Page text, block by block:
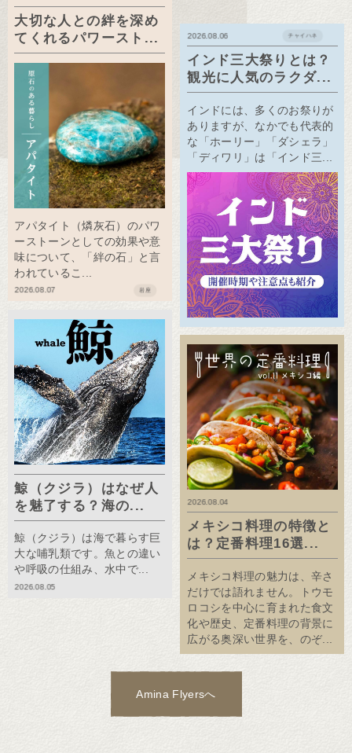
大切な人との絆を深め
てくれるパワースト...
アパタイト（燐灰石）のパワ
ーストーンとしての効果や意
味について、「絆の石」と言
われているこ...
2026.08.07 岩座
インド三大祭りとは？
観光に人気のラクダ...
インドには、多くのお祭りが
ありますが、なかでも代表的
な「ホーリー」「ダシェラ」
「ディワリ」は「インド三...
2026.08.06 チャイハネ
鯨（クジラ）はなぜ人
を魅了する？海の...
鯨（クジラ）は海で暮らす巨
大な哺乳類です。魚との違い
や呼吸の仕組み、水中で...
2026.08.05
メキシコ料理の特徴と
は？定番料理16選...
メキシコ料理の魅力は、辛さ
だけでは語れません。トウモ
ロコシを中心に育まれた食文
化や歴史、定番料理の背景に
広がる奥深い世界を、のぞ...
2026.08.04
Amina Flyersへ